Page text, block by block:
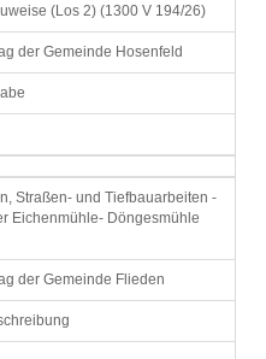
(Los 2) (1300 V 194/26)
der Gemeinde Hosenfeld
Straßen- und Tiefbauarbeiten -
Eichenmühle- Döngesmühle
der Gemeinde Flieden